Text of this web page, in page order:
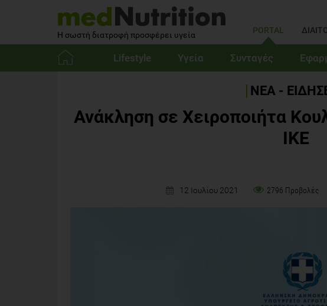
Η σωστή διατροφή προσφέρει υγεία PORTAL
Lifestyle Υγεία Συνταγές
ΝΕΑ -
Ανάκληση σε Χειροποιήτα
ΙΚΕ
12 Ιουλίου 2021 2796 Προβολές